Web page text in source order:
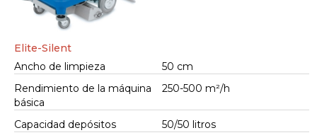
Elite-Silent
Ancho de limpieza
50 cm
Rendimiento de la máquina
básica
250-500 m²/h
Capacidad depósitos
50/50 litros